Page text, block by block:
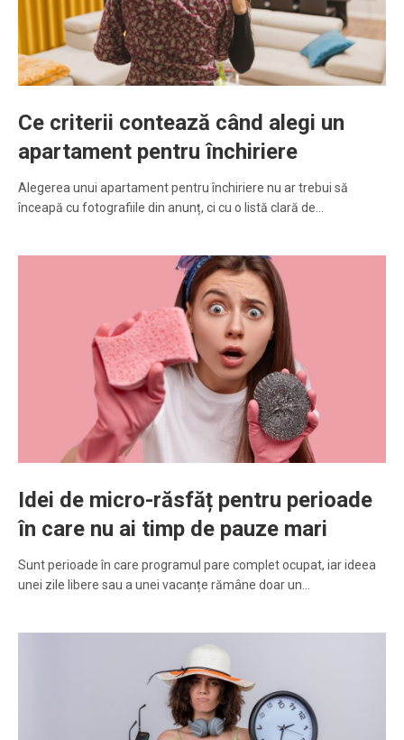
Ce criterii contează când alegi un
apartament pentru închiriere
Alegerea unui apartament pentru închiriere nu ar trebui să
înceapă cu fotografiile din anunț, ci cu o listă clară de…
Idei de micro-răsfăț pentru perioade
în care nu ai timp de pauze mari
Sunt perioade în care programul pare complet ocupat, iar ideea
unei zile libere sau a unei vacanțe rămâne doar un…